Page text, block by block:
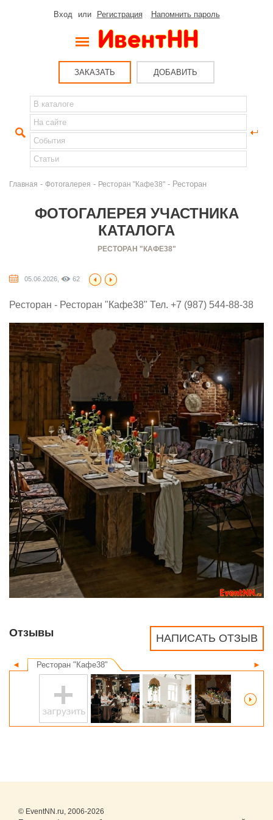
Вход или Регистрация Напомнить пароль
ЗАКАЗАТЬ ДОБАВИТЬ
Главная - Фотогалерея - Ресторан "Кафе38" - Ресторан
ФОТОГАЛЕРЕЯ УЧАСТНИКА
КАТАЛОГА
РЕСТОРАН "КАФЕ38"
05.06.2026, 62
Ресторан - Ресторан "Кафе38" Тел. +7 (987) 544-88-38
НАПИСАТЬ ОТЗЫВ
Отзывы
◄ ►
Ресторан "Кафе38"
© EventNN.ru, 2006-2026